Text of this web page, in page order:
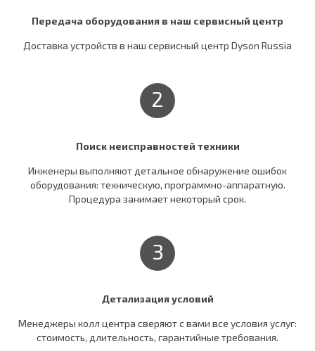
Передача оборудования в наш сервисный центр
Доставка устройств в наш сервисный центр Dyson Russia
2
Поиск неисправностей техники
Инженеры выполняют детальное обнаружение ошибок
оборудования: техническую, программно-аппаратную.
Процедура занимает некоторый срок.
3
Детализация условий
Менеджеры колл центра сверяют c вами все условия услуг:
стоимость, длительность, гарантийные требования.